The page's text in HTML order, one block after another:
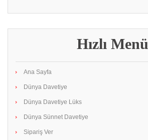
Hızlı Menü
Ana Sayfa
Dünya Davetiye
Dünya Davetiye Lüks
Dünya Sünnet Davetiye
Sipariş Ver